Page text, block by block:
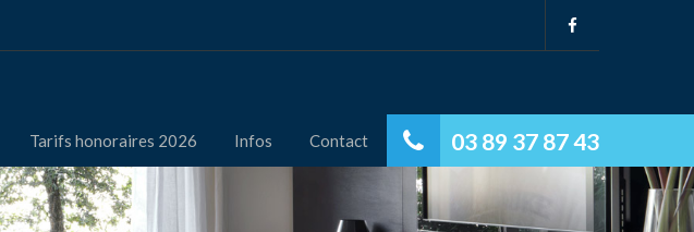
03 89 37 87 43
Tarifs honoraires 2026 Infos Contact